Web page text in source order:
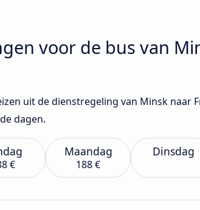
voor de bus van
uit de dienstregeling van Minsk naar
dagen.
€
Maandag
188 €
Dinsdag